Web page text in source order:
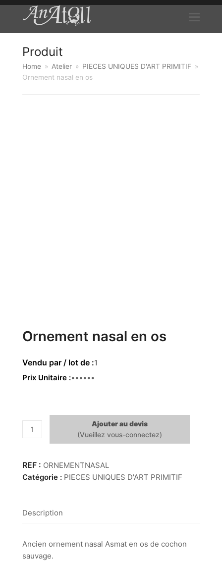
Produit
Home » Atelier » PIECES UNIQUES D'ART PRIMITIF »
Ornement nasal en os
Ornement nasal en os
1
Prix Unitaire 49.00€
quantité
de
nasal
en
Ajouter au devis
ORNEMENTNASAL
Catégorie : PIECES UNIQUES D'ART PRIMITIF
Description
Ancien ornement nasal Asmat en os de cochon
sauvage.